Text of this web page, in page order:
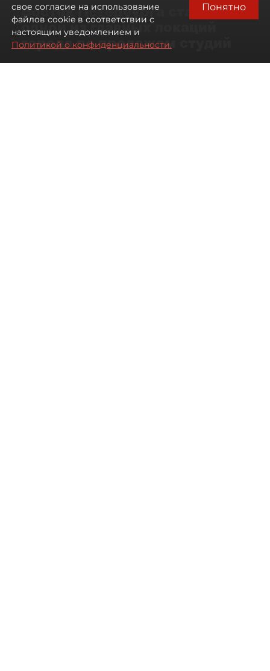
Восток Петербурга стал
одной из главных локаций
города по продажам студий
свое согласие на использование
файлов cookie в соответствии с
настоящим уведомлением и
Политикой о конфиденциальности.
Понятно